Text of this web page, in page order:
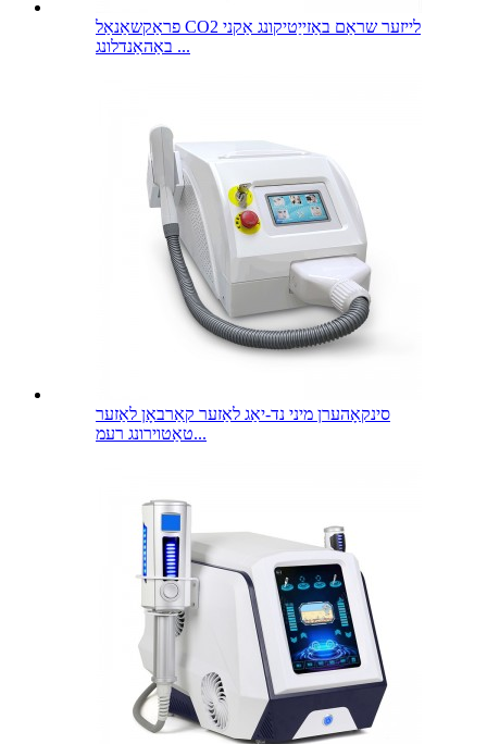
פראַקשאַנאַל CO2 לייזער שראַם באַזייַטיקונג אַקני
באַהאַנדלונג ...
סינקאָהערן מיני נד-יאַג לאַזער קאַרבאָן לאַזער
טאַטוירונג רעמ...